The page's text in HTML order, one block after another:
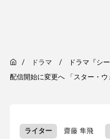
ドラマ ドラマ『シ
配信開始に変更へ 「スター・
ライター 齋藤 隼飛